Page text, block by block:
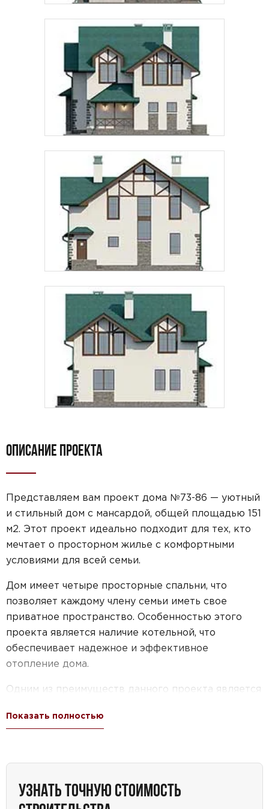
ОПИСАНИЕ ПРОЕКТА
Представляем вам проект дома №73-86 — уютный
и стильный дом с мансардой, общей площадью 151
м2. Этот проект идеально подходит для тех, кто
мечтает о просторном жилье с комфортными
условиями для всей семьи.
Дом имеет четыре просторные спальни, что
позволяет каждому члену семьи иметь свое
приватное пространство. Особенностью этого
проекта является наличие котельной, что
обеспечивает надежное и эффективное
отопление дома.
Одним из преимуществ данного проекта является
небольших мансардных домов, при этом обладая
разместить все необходимые помещения без
Показать полностью
УЗНАТЬ ТОЧНУЮ СТОИМОСТЬ
Предпочтительный способ связи:
Звонок
Telegram
согласие на обработку персональных данных
подтверждаю, что ознакомлен(а) с
политикой
обработки персональных данных.
Рассчитать стоимость